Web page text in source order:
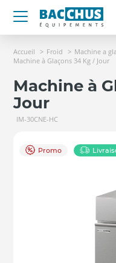
Accueil Froid Machine a
Machine à Glaçons 34 Kg / Jour
Machine à
Jour
IM-30CNE-HC
Promo